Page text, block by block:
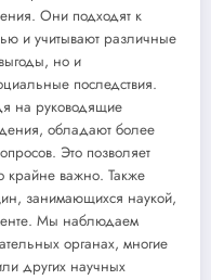
Они подходят к
и учитывают различные
но и
последствия.
на руководящие
обладают более
Это позволяет
крайне важно. Также
занимающихся наукой,
Мы наблюдаем
органах, многие
других научных